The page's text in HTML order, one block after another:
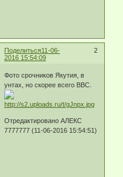
Поделиться 2
11-06-
2016 15:54:09
Фото срочников Якутия, в
унтах, но скорее всего ВВС.
Отредактировано АЛЕКС
7777777 (11-06-2016 15:54:51)